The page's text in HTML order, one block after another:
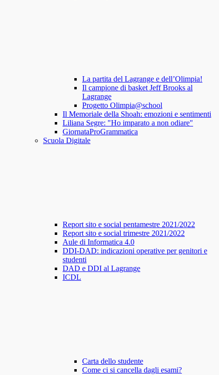
La partita del Lagrange e dell’Olimpia!
Il campione di basket Jeff Brooks al
Lagrange
Progetto Olimpia@school
Il Memoriale della Shoah: emozioni e sentimenti
Liliana Segre: "Ho imparato a non odiare"
GiornataProGrammatica
Scuola Digitale
Report sito e social pentamestre 2021/2022
Report sito e social trimestre 2021/2022
Aule di Informatica 4.0
DDI-DAD: indicazioni operative per genitori e
studenti
DAD e DDI al Lagrange
ICDL
Carta dello studente
Come ci si cancella dagli esami?